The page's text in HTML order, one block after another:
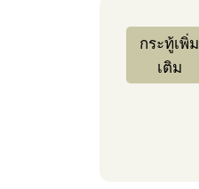
กระทู้เพิ่ม
เติม